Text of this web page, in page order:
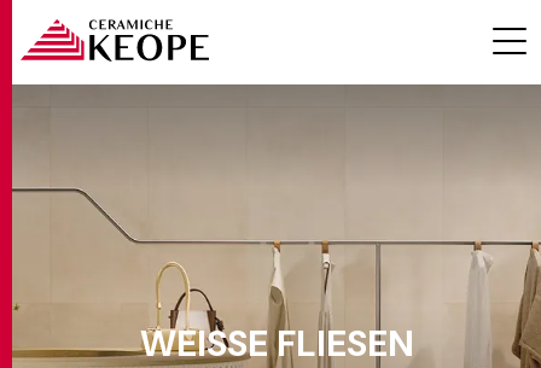
PROJEKTE
WEISSE FLIESEN
Ambiente